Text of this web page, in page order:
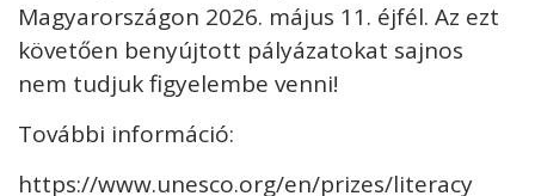
Magyarországon 2026. május 11. éjfél. Az ezt
követően benyújtott pályázatokat sajnos
nem tudjuk figyelembe venni!
További információ:
https://www.unesco.org/en/prizes/literacy